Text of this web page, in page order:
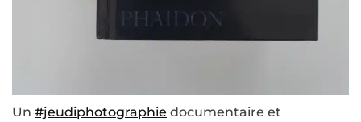
Un #jeudiphotographie documentaire et